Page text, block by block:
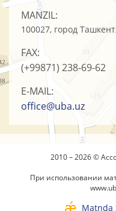
MANZIL:
100027, город
FAX:
(+99871) 238-69-62
E-MAIL:
office@uba.uz
2010 – 2026 ©
При использовании
Matnda